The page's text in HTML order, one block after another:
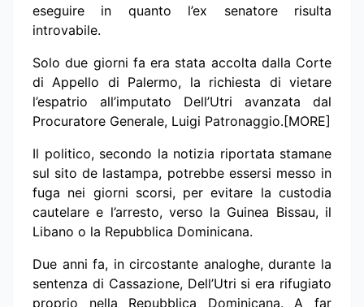
eseguire in quanto l’ex senatore risulta
introvabile.
Solo due giorni fa era stata accolta dalla Corte
di Appello di Palermo, la richiesta di vietare
l’espatrio all’imputato Dell’Utri avanzata dal
Procuratore Generale, Luigi Patronaggio.[MORE]
Il politico, secondo la notizia riportata stamane
sul sito de lastampa, potrebbe essersi messo in
fuga nei giorni scorsi, per evitare la custodia
cautelare e l’arresto, verso la Guinea Bissau, il
Libano o la Repubblica Dominicana.
Due anni fa, in circostante analoghe, durante la
sentenza di Cassazione, Dell’Utri si era rifugiato
proprio nella Repubblica Dominicana. A far